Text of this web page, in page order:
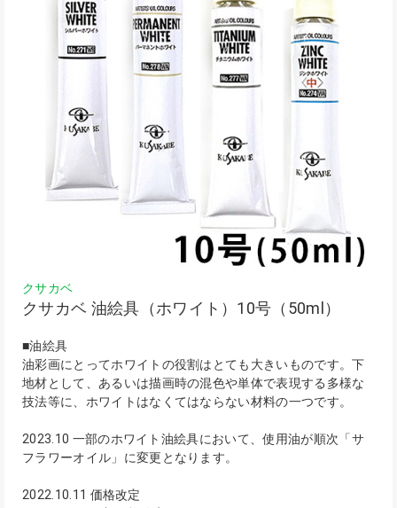
クサカベ
クサカベ 油絵具（ホワイト）10号（50ml）
■油絵具
油彩画にとってホワイトの役割はとても大きいものです。下
地材として、あるいは描画時の混色や単体で表現する多様な
技法等に、ホワイトはなくてはならない材料の一つです。
2023.10 一部のホワイト油絵具において、使用油が順次「サ
フラワーオイル」に変更となります。
2022.10.11 価格改定